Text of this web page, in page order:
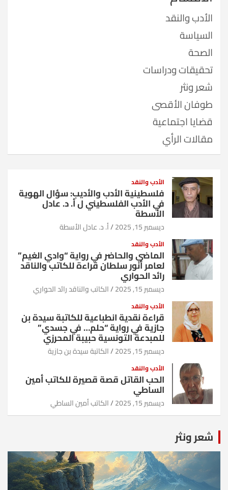
الأدب والنقد
السياسة
الصحة
تحقيقات ودراسات
شعر ونثر
طوفان الأقصى
قضايا اجتماعية
مقالات الرأي
الأدب والنقد
فلسطينية الأدب والأديب: سؤال الهوية
في الأدب الفلسطيني ل أ. د. عادل
الأسطة
ديسمبر 15, 2025 أ. د. عادل الأسطة
الأدب والنقد
الماضي والحاضر في رواية “وادي الغيم”
لعامر أنور سلطان قراءة للكاتب والناقد
رائد الحواري
ديسمبر 15, 2025 الكاتب والناقد رائد الحواري
الأدب والنقد
قراءة نقدية انطباعية للكاتبة سيدة بن
جازية في رواية “حلم… في جسدي”
للمبدعة التونسية حبيبة المحرزي
ديسمبر 15, 2025 الكاتبة سيدة بن جازية
الأدب والنقد
الحب القاتل قصة قصيرة للكاتب أمين
الساطي
ديسمبر 15, 2025 الكاتب أمين الساطي
شعر ونثر